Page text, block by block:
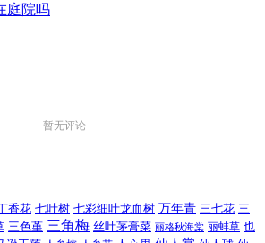
庭院吗
暂无评论
香花 七叶树 七彩细叶龙血树 万年青 三七花 三
三色堇 三角梅 丝叶茅膏菜 丽格秋海棠 丽蚌草 也